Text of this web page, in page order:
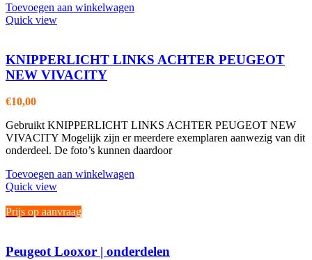
Toevoegen aan winkelwagen
Quick view
KNIPPERLICHT LINKS ACHTER PEUGEOT
NEW VIVACITY
€10,00
Gebruikt KNIPPERLICHT LINKS ACHTER PEUGEOT NEW
VIVACITY Mogelijk zijn er meerdere exemplaren aanwezig van dit
onderdeel. De foto’s kunnen daardoor
Toevoegen aan winkelwagen
Quick view
Prijs op aanvraag
Peugeot Looxor | onderdelen